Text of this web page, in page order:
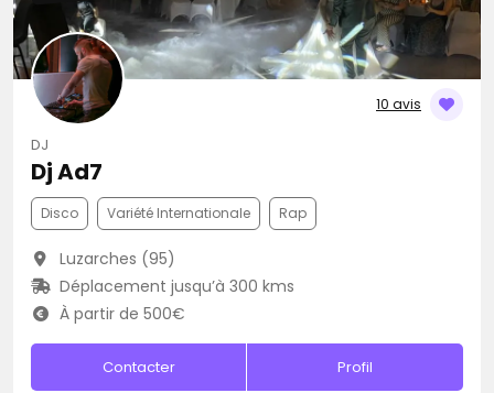
10 avis
DJ
Dj Ad7
Disco Variété Internationale Rap
Luzarches (95)
Déplacement jusqu’à 300 kms
À partir de 500€
Contacter Profil